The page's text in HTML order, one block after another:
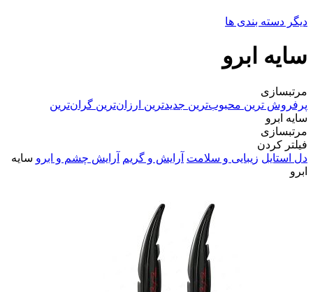
دیگر دسته بندی ها
سایه ابرو
مرتبسازی
پرفروش ترین محبوب‌ترین جدیدترین ارزان‌ترین گران‌ترین
سایه ابرو
مرتبسازی
فیلتر کردن
دل استایل زیبایی و سلامت آرایش و گریم آرایش چشم و ابرو سایه
ابرو